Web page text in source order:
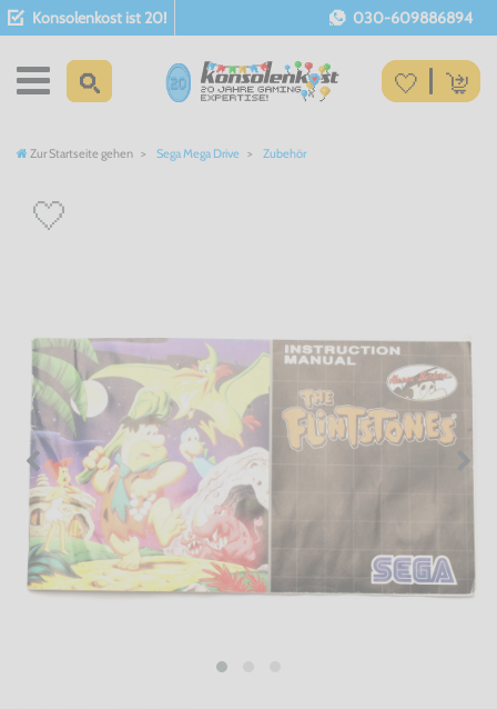
Konsolenkost ist 20! 030-609886894
Zur Startseite gehen Sega Mega Drive Zubehör